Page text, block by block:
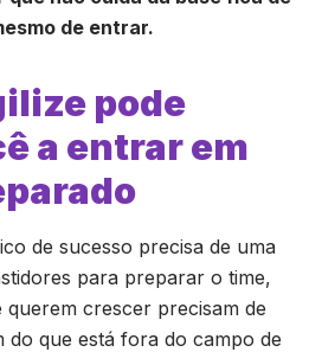
de entrar.
pode
a entrar em
de sucesso precisa de uma
para preparar o time,
querem crescer precisam de
do que está fora do campo de